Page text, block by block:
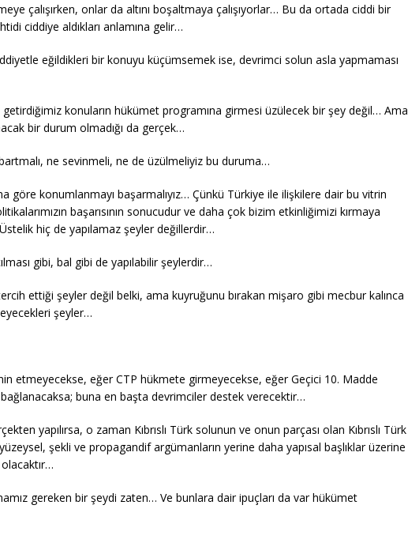
çalışırken, onlar da altını boşaltmaya çalışıyorlar… Bu da ortada ciddi bir
ciddiye aldıkları anlamına gelir…
eğildikleri bir konuyu küçümsemek ise, devrimci solun asla yapmaması
getirdiğimiz konuların hükümet programına girmesi üzülecek bir şey değil… Ama
bir durum olmadığı da gerçek…
ne sevinmeli, ne de üzülmeliyiz bu duruma…
göre konumlanmayı başarmalıyız… Çünkü Türkiye ile ilişkilere dair bu vitrin
başarısının sonucudur ve daha çok bizim etkinliğimizi kırmaya
hiç de yapılamaz şeyler değillerdir…
gibi, bal gibi de yapılabilir şeylerdir…
ettiği şeyler değil belki, ama kuyruğunu bırakan mişaro gibi mecbur kalınca
şeyler…
etmeyecekse, eğer CTP hükmete girmeyecekse, eğer Geçici 10. Madde
bağlanacaksa; buna en başta devrimciler destek verecektir…
yapılırsa, o zaman Kıbrıslı Türk solunun ve onun parçası olan Kıbrıslı Türk
şekli ve propagandif argümanların yerine daha yapısal başlıklar üzerine
gereken bir şeydi zaten… Ve bunlara dair ipuçları da var hükümet